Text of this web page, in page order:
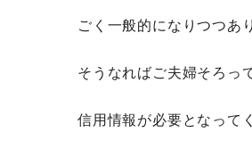
ごく一般的になりつつあ
そうなればご夫婦そろっ
信用情報が必要となって